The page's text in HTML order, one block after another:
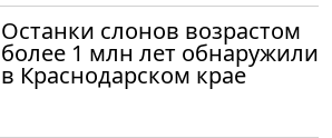
Останки слонов возрастом
более 1 млн лет обнаружили
в Краснодарском крае